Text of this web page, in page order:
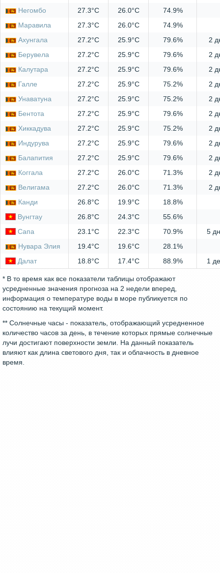
Негомбо
27.3°C 26.0°C
74.9%
Маравила
27.3°C 26.0°C
74.9%
Ахунгала
27.2°C 25.9°C 79.6%
2
Берувела
27.2°C 25.9°C 79.6%
2
Калутара
27.2°C 25.9°C 79.6%
2
Галле
27.2°C 25.9°C 75.2%
2
Унаватуна
27.2°C 25.9°C 75.2%
2
Бентота
27.2°C 25.9°C 79.6%
2
Хиккадува
27.2°C 25.9°C 75.2%
2
Индурува
27.2°C 25.9°C 79.6%
2
Балапития
27.2°C 25.9°C 79.6%
2
Коггала
27.2°C 26.0°C 71.3%
2
Велигама
27.2°C 26.0°C 71.3%
2
Канди
26.8°C 19.9°C
18.8%
Вунгтау
26.8°C 24.3°C
55.6%
Сапа
23.1°C 22.3°C 70.9%
5
Нувара Элия
19.4°C 19.6°C
28.1%
Далат
18.8°C 17.4°C 88.9% 1
* В то время как все показатели таблицы отображают
усредненные значения прогноза на 2 недели вперед,
информация о температуре воды в море публикуется по
состоянию на текущий момент.
** Солнечные часы - показатель, отображающий усредненное
количество часов за день, в течение которых прямые солнечные
лучи достигают поверхности земли. На данный показатель
влияют как длина светового дня, так и облачность в дневное
время.